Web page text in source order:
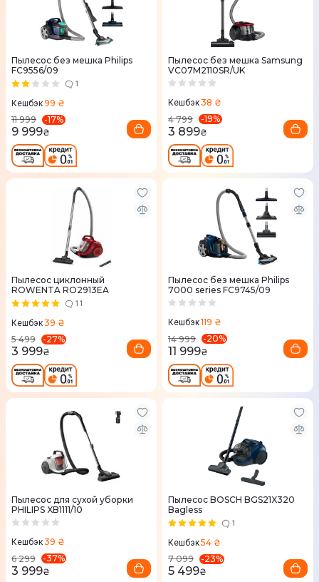
Пылесос без мешка Philips
FC9556/09
1
Кешбэк99 ₴
11 999
-17%
9 999₴
Пылесос без мешка Samsung
VC07M2110SR/UK
Кешбэк38 ₴
4 799
-19%
3 899₴
Пылесос циклонный
ROWENTA RO2913EA
11
Кешбэк39 ₴
5 499
-27%
3 999₴
Пылесос без мешка Philips
7000 series FC9745/09
Кешбэк119 ₴
14 999
-20%
11 999₴
Пылесос для сухой уборки
PHILIPS XB1111/10
Кешбэк39 ₴
6 299
-37%
3 999₴
Пылесос BOSCH BGS21X320
Bagless
1
Кешбэк54 ₴
7 099
-23%
5 499₴